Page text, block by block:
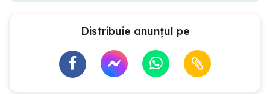
Distribuie anunțul pe